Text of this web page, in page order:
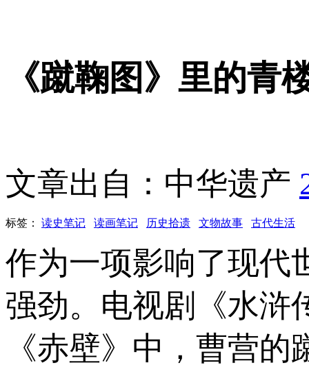
《蹴鞠图》里的青
文章出自：中华遗产
标签： 读史笔记 读画笔记 历史拾遗 文物故事 古代生活
作为一项影响了现代
强劲。电视剧《水浒
《赤壁》中，曹营